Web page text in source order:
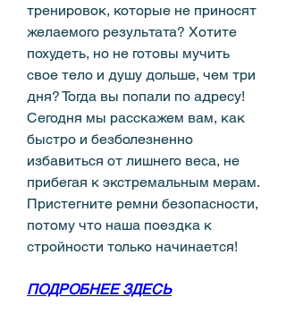
тренировок, которые не приносят
желаемого результата? Хотите
похудеть, но не готовы мучить
свое тело и душу дольше, чем три
дня? Тогда вы попали по адресу!
Сегодня мы расскажем вам, как
быстро и безболезненно
избавиться от лишнего веса, не
прибегая к экстремальным мерам.
Пристегните ремни безопасности,
потому что наша поездка к
стройности только начинается!
ПОДРОБНЕЕ ЗДЕСЬ